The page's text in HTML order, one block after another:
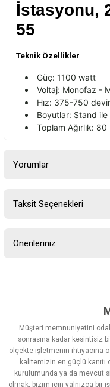
İstasyonu,
55
Teknik Özellikler
Güç: 1100 watt
Voltaj: Monofaz -
Hız: 375-750
Boyutlar: Stand
Toplam Ağırlık: 80
Yorumlar
Taksit Seçenekleri
Önerileriniz
Görüş ve önerileriniz için
Ürün resmi kalitesiz,
Ürün açıklamasında
Ürün bilgilerinde hatalar
Müşteri memnuniyetini
sonrasına kadar kesintisiz
ölçekte işletmenin ihtiyacına
kalitemizin en güçlü kanıtı
kurulumunda ya da mevcut
olmak, bizim için yalnızca bir